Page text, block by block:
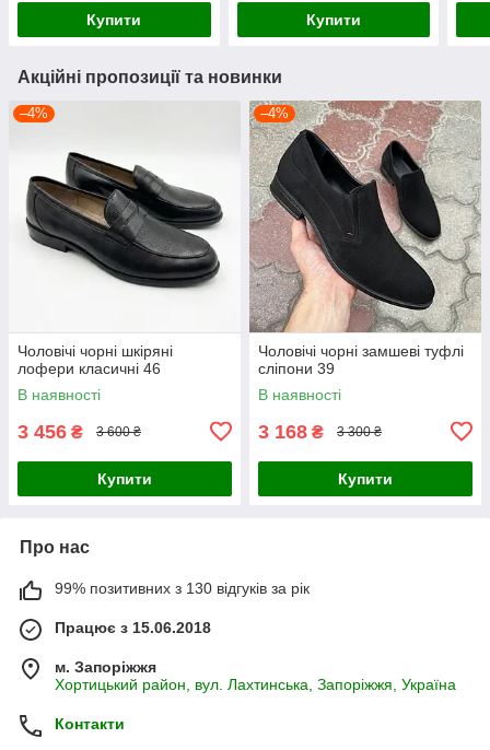
Купити Купити
Акційні пропозиції та новинки
–4%
Чоловічі чорні шкіряні
лофери класичні 46
В наявності
3 456 ₴ 3 600 ₴
Купити
–4%
Чоловічі чорні замшеві туфлі
сліпони 39
В наявності
3 168 ₴ 3 300 ₴
Купити
Про нас
99% позитивних з 130 відгуків за рік
Працює з 15.06.2018
м. Запоріжжя
Хортицький район, вул. Лахтинська, Запоріжжя, Україна
Контакти